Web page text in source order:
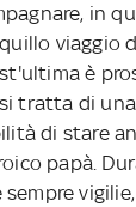
in
viaggio
è
tratta di
di stare
papà.